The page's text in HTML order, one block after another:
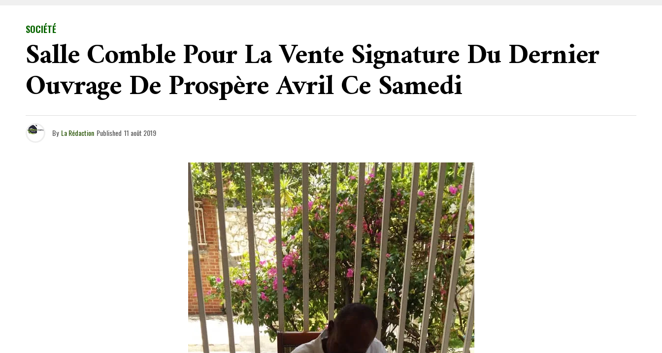
SOCIÉTÉ
Salle Comble Pour La Vente Signature Du Dernier
Ouvrage De Prospère Avril Ce Samedi
By La Rédaction Published 11 août 2019